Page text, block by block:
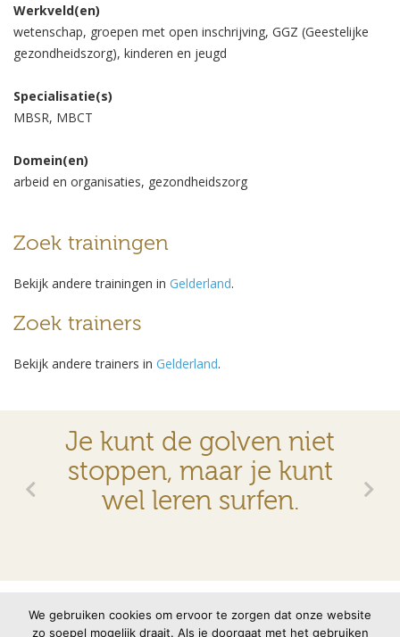
Werkveld(en)
wetenschap, groepen met open inschrijving, GGZ (Geestelijke
gezondheidszorg), kinderen en jeugd
Specialisatie(s)
MBSR, MBCT
Domein(en)
arbeid en organisaties, gezondheidszorg
Zoek trainingen
Bekijk andere trainingen in Gelderland.
Zoek trainers
Bekijk andere trainers in Gelderland.
Je kunt de golven niet
stoppen, maar je kunt
wel leren surfen.
© 2026 VMBN Contact Privacyverklaring
We gebruiken cookies om ervoor te zorgen dat onze website
zo soepel mogelijk draait. Als je doorgaat met het gebruiken